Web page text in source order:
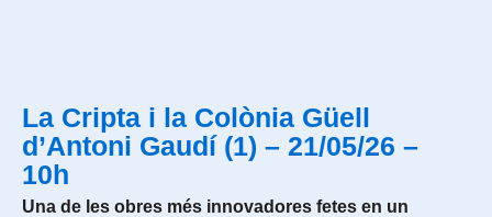
La Cripta i la Colònia Güell
d’Antoni Gaudí (1) – 21/05/26 –
10h
Una de les obres més innovadores fetes en un